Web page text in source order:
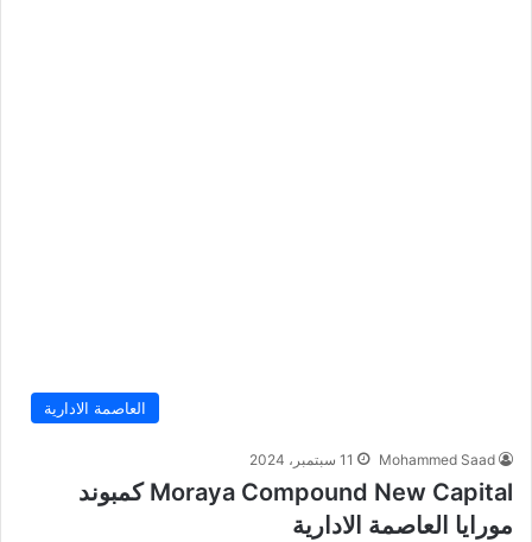
العاصمة الادارية
Mohammed Saad 11 سبتمبر، 2024
Moraya Compound New Capital كمبوند
مورايا العاصمة الادارية